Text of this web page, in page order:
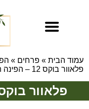
עמוד הבית » פרחים »
פלאוור בוקס 12 – הפינה הירוקה
פלאוור בוקס 12 – הפינה